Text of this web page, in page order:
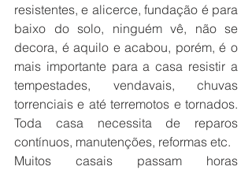
resistentes, e alicerce, fundação é para
baixo do solo, ninguém vê, não se
decora, é aquilo e acabou, porém, é o
mais importante para a casa resistir a
tempestades, vendavais, chuvas
torrenciais e até terremotos e tornados.
Toda casa necessita de reparos
contínuos, manutenções, reformas etc.
Muitos casais passam horas